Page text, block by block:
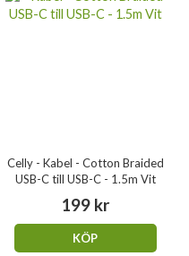
Celly - Kabel - Cotton Braided
USB-C till USB-C - 1.5m Vit
199 kr
KÖP